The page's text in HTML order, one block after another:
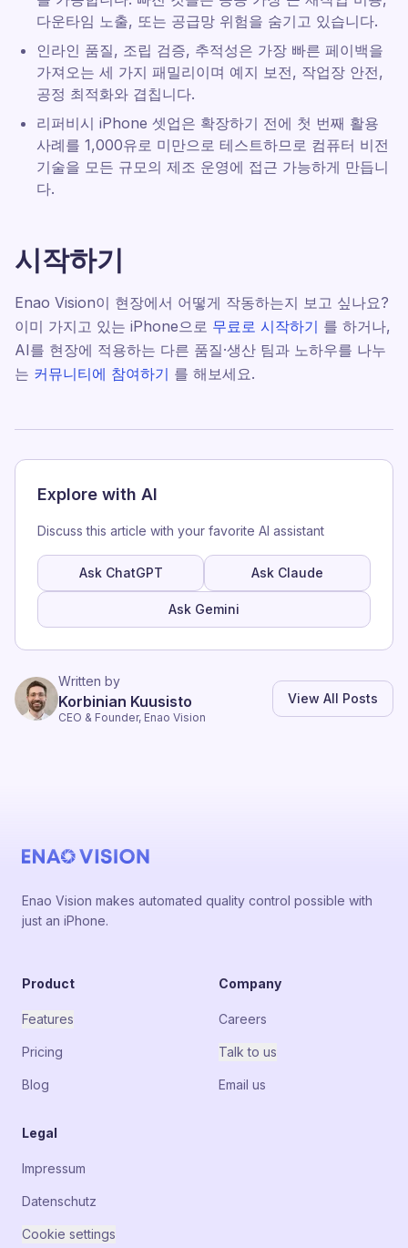
다운타임 노출, 또는 공급망 위험을 숨기고 있습니다.
인라인 품질, 조립 검증, 추적성은 가장 빠른 페이백을
가져오는 세 가지 패밀리이며 예지 보전, 작업장 안전,
공정 최적화와 겹칩니다.
리퍼비시 iPhone 셋업은 확장하기 전에 첫 번째 활용
사례를 1,000유로 미만으로 테스트하므로 컴퓨터 비전
기술을 모든 규모의 제조 운영에 접근 가능하게 만듭니
다.
시작하기
Enao Vision이 현장에서 어떻게 작동하는지 보고 싶나요?
이미 가지고 있는 iPhone으로 무료로 시작하기 를 하거나,
AI를 현장에 적용하는 다른 품질·생산 팀과 노하우를 나누
는 커뮤니티에 참여하기 를 해보세요.
Explore with AI
Discuss this article with your favorite AI assistant
Ask ChatGPT Ask Claude
Ask Gemini
Written by
Korbinian Kuusisto
CEO & Founder, Enao Vision
View All Posts
Enao Vision makes automated quality control possible with
just an iPhone.
Product
Features
Pricing
Blog
Company
Careers
Talk to us
Email us
Legal
Impressum
Datenschutz
Cookie settings